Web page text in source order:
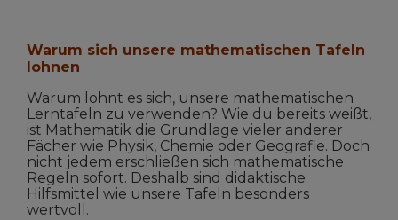
Warum sich unsere mathematischen Tafeln
lohnen
Warum lohnt es sich, unsere mathematischen
Lerntafeln zu verwenden? Wie du bereits weißt,
ist Mathematik die Grundlage vieler anderer
Fächer wie Physik, Chemie oder Geografie. Doch
nicht jedem erschließen sich mathematische
Regeln sofort. Deshalb sind didaktische
Hilfsmittel wie unsere Tafeln besonders
wertvoll.